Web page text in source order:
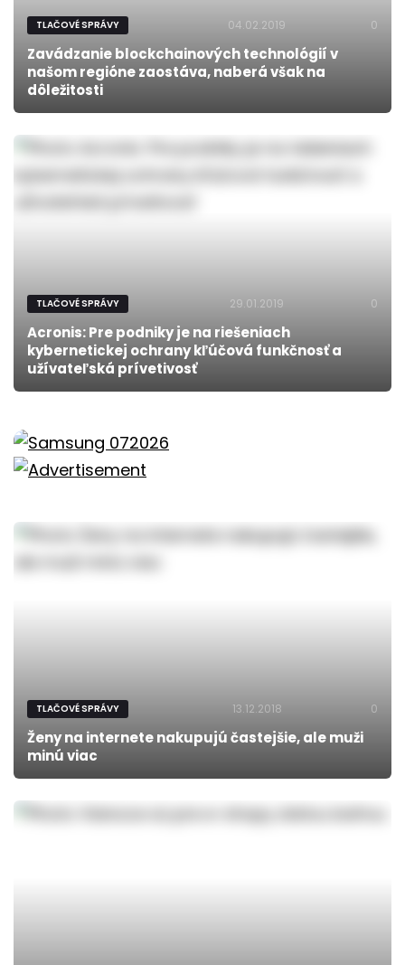
TLAČOVÉ SPRÁVY 04.02.2019 0
Zavádzanie blockchainových technológií v
našom regióne zaostáva, naberá však na
dôležitosti
TLAČOVÉ SPRÁVY 29.01.2019 0
Acronis: Pre podniky je na riešeniach
kybernetickej ochrany kľúčová funkčnosť a
užívateľská prívetivosť
TLAČOVÉ SPRÁVY 13.12.2018 0
Ženy na internete nakupujú častejšie, ale muži
minú viac